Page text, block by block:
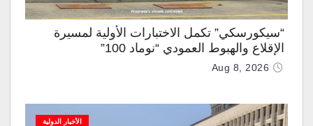
“سيكورسكي” تكمل الاختبارات الأولية لمسيرة
الإقلاع والهبوط العمودي “نوماد 100”
Aug 8, 2026
الأخبار الدولية